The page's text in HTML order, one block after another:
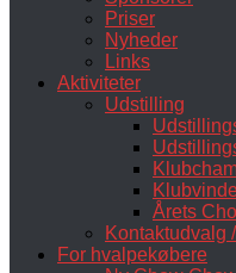
Priser
Nyheder
Links
Aktiviteter
Udstilling
Årets
Kontaktudvalg
For hvalpekøbere